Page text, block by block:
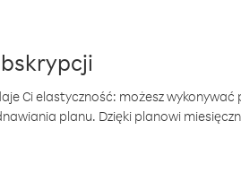
Ci elastyczność: możesz
planu. Dzięki planowi